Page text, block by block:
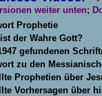
weiter unten;
der Wahre Gott?
gefundenen
zu den
Prophetien über
Vorhersagen über